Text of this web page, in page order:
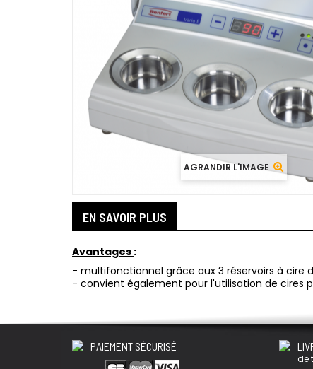
AGRANDIR L'IMAGE
EN SAVOIR PLUS
Avantages :
- multifonctionnel grâce aux 3 réservoirs à cire
- convient également pour l'utilisation de cires
PAIEMENT SÉCURISÉ
de